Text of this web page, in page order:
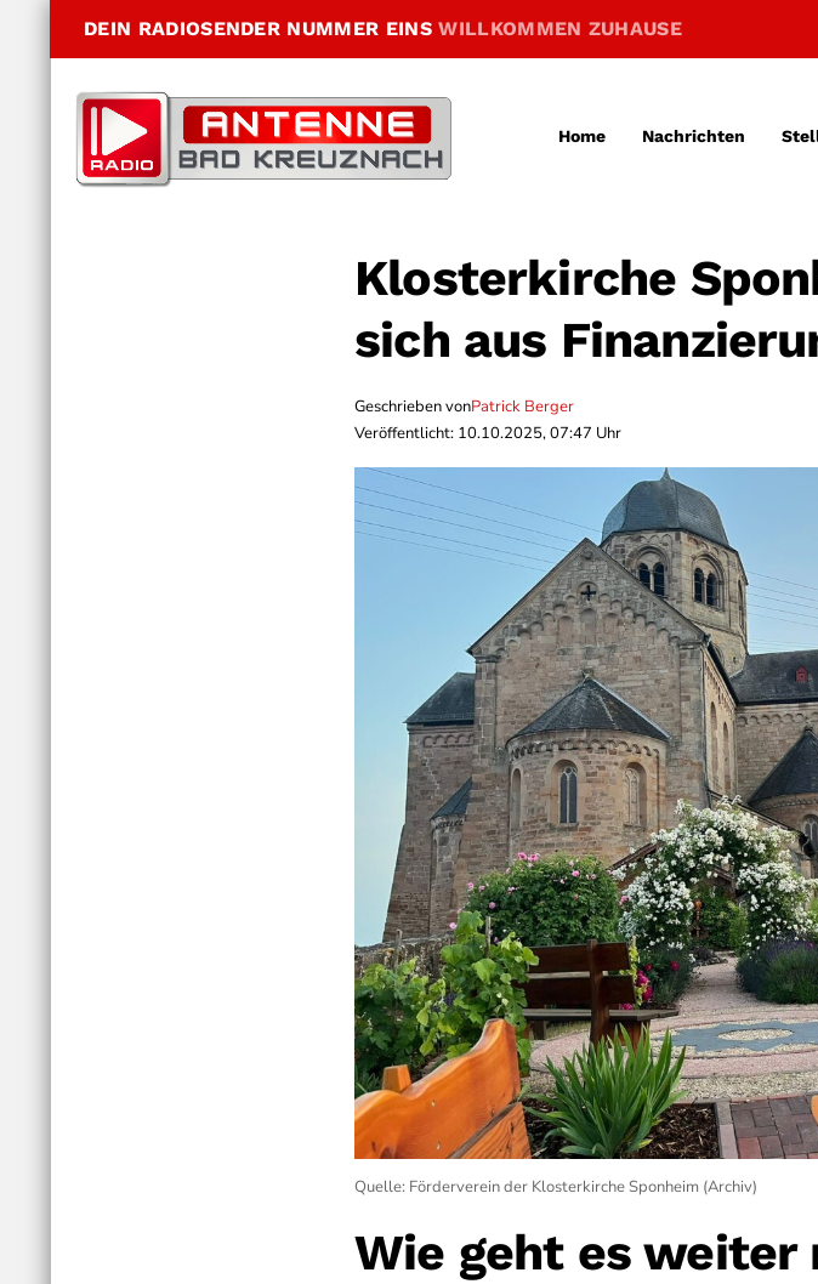
DEIN RADIOSENDER NUMMER EINSWILLKOMMEN ZUHAUSE
Home Nachrichten
Klosterkirche
sich aus
Geschrieben vonPatrick Berger
Veröffentlicht: 10.10.2025, 07:47 Uhr
Quelle: Förderverein der Klosterkirche Sponheim (Archiv)
Wie geht es weiter